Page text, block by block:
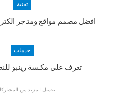
تقنية
افضل مصمم مواقع ومتاجر
خدمات
تعرف على مكنسة رينبو
تحميل المزيد من